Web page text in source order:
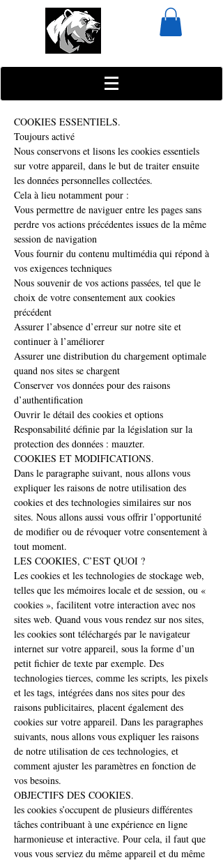
COOKIES ESSENTIELS.
Toujours activé
Nous conservons et lisons les cookies essentiels
sur votre appareil, dans le but de traiter ensuite
les données personnelles collectées.
Cela à lieu notamment pour :
Vous permettre de naviguer entre les pages sans
perdre vos actions précédentes issues de la même
session de navigation
Vous fournir du contenu multimédia qui répond à
vos exigences techniques
Nous souvenir de vos actions passées, tel que le
choix de votre consentement aux cookies
précédent
Assurer l’absence d’erreur sur notre site et
continuer à l’améliorer
Assurer une distribution du chargement optimale
quand nos sites se chargent
Conserver vos données pour des raisons
d’authentification
Ouvrir le détail des cookies et options
Responsabilité définie par la législation sur la
protection des données : mauzter.
COOKIES ET MODIFICATIONS.
Dans le paragraphe suivant, nous allons vous
expliquer les raisons de notre utilisation des
cookies et des technologies similaires sur nos
sites. Nous allons aussi vous offrir l’opportunité
de modifier ou de révoquer votre consentement à
tout moment.
LES COOKIES, C’EST QUOI ?
Les cookies et les technologies de stockage web,
telles que les mémoires locale et de session, ou «
cookies », facilitent votre interaction avec nos
sites web. Quand vous vous rendez sur nos sites,
les cookies sont téléchargés par le navigateur
internet sur votre appareil, sous la forme d’un
petit fichier de texte par exemple. Des
technologies tierces, comme les scripts, les pixels
et les tags, intégrées dans nos sites pour des
raisons publicitaires, placent également des
cookies sur votre appareil. Dans les paragraphes
suivants, nous allons vous expliquer les raisons
de notre utilisation de ces technologies, et
comment ajuster les paramètres en fonction de
vos besoins.
OBJECTIFS DES COOKIES.
les cookies s’occupent de plusieurs différentes
tâches contribuant à une expérience en ligne
harmonieuse et interactive. Pour cela, il faut que
vous vous serviez du même appareil et du même